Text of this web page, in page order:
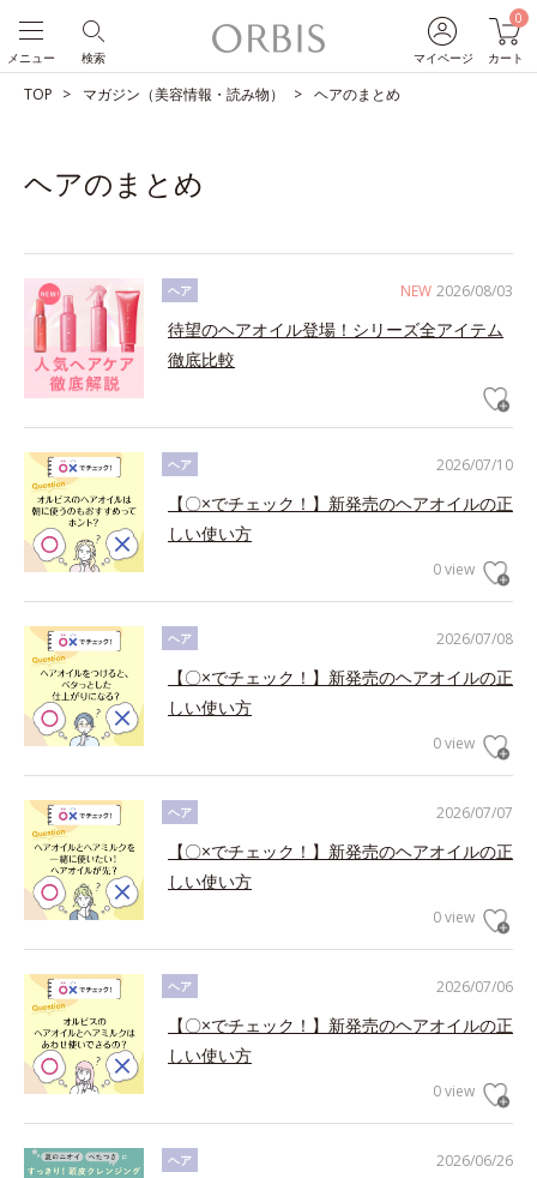
マイページ
0
カート
検索
メニュー
TOP マガジン（美容情報・読み物） ヘアのまとめ
ヘアのまとめ
NEW 2026/08/03
ヘア
待望のヘアオイル登場！シリーズ全アイテム
徹底比較
2026/07/10
ヘア
【〇×でチェック！】新発売のヘアオイルの正
しい使い方
0 view
2026/07/08
ヘア
【〇×でチェック！】新発売のヘアオイルの正
しい使い方
0 view
2026/07/07
ヘア
【〇×でチェック！】新発売のヘアオイルの正
しい使い方
0 view
2026/07/06
ヘア
【〇×でチェック！】新発売のヘアオイルの正
しい使い方
0 view
2026/06/26
ヘア